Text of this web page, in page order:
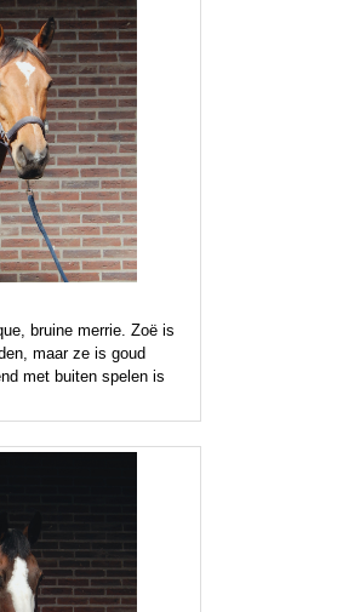
bruine merrie. Zoë is
maar ze is goud
met buiten spelen is